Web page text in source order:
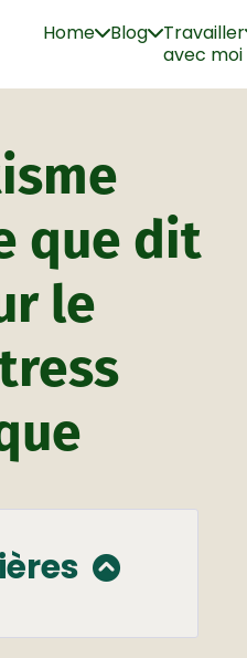
Home Blog
Travailler
avec moi
que dit
le